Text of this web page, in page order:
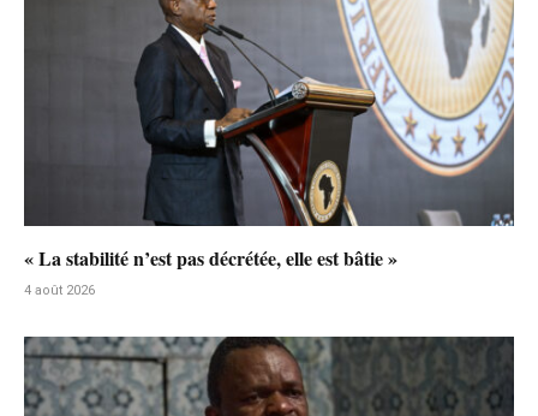
« La stabilité n’est pas décrétée, elle est bâtie »
4 août 2026